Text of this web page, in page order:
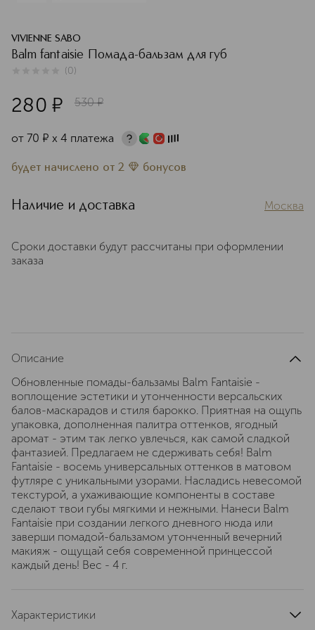
VIVIENNE SABO
Balm fantaisie Помада-бальзам для губ
(0)
280 ¤ 530 ¤
от 70 ¤ х 4 платежа
будет начислено от 2 бонусов
Наличие и доставка Москва
Сроки доставки будут рассчитаны при оформлении
заказа
Описание
Обновленные помады-бальзамы Balm Fantaisie -
воплощение эстетики и утонченности версальских
балов-маскарадов и стиля барокко. Приятная на ощупь
упаковка, дополненная палитра оттенков, ягодный
аромат - этим так легко увлечься, как самой сладкой
фантазией. Предлагаем не сдерживать себя! Balm
Fantaisie - восемь универсальных оттенков в матовом
футляре с уникальными узорами. Насладись невесомой
текстурой, а ухаживающие компоненты в составе
сделают твои губы мягкими и нежными. Нанеси Balm
Fantaisie при создании легкого дневного нюда или
заверши помадой-бальзамом утонченный вечерний
макияж - ощущай себя современной принцессой
каждый день! Вес - 4 г.
Характеристики